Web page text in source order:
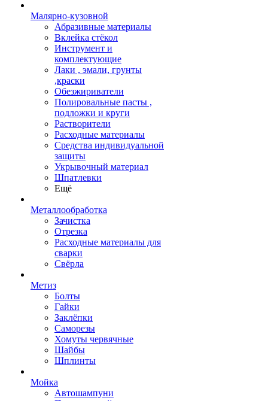
Малярно-кузовной
Абразивные материалы
Вклейка стёкол
Инструмент и
комплектующие
Лаки , эмали, грунты
,краски
Обезжириватели
Полировальные пасты ,
подложки и круги
Растворители
Расходные материалы
Средства индивидуальной
защиты
Укрывочный материал
Шпатлевки
Ещё
Металлообработка
Зачистка
Отрезка
Расходные материалы для
сварки
Свёрла
Метиз
Болты
Гайки
Заклёпки
Саморезы
Хомуты червячные
Шайбы
Шплинты
Мойка
Автошампуни